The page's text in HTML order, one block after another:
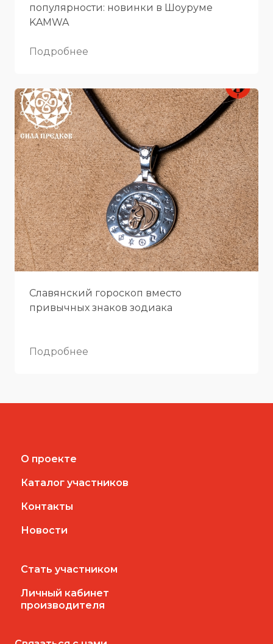
популярности: новинки в Шоуруме
KAMWA
Подробнее
Славянский гороскоп вместо
привычных знаков зодиака
Подробнее
О проекте
Каталог участников
Контакты
Новости
Стать участником
Личный кабинет
производителя